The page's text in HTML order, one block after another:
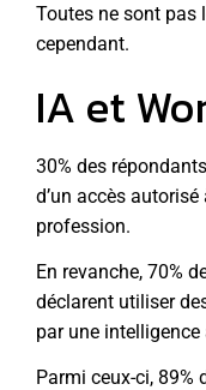
Toutes ne sont pas
cependant.
IA et
30% des
d’un accès
profession.
En revanche, 70%
déclarent utiliser
par une
Parmi ceux-ci, 89%